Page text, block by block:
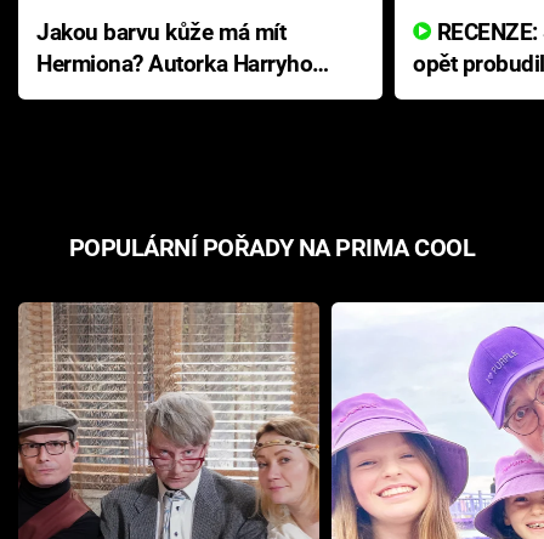
Jakou barvu kůže má mít
Hermiona? Autorka Harryho
Pottera přišla s ráznou
opět
přichází s
POPULÁRNÍ POŘADY NA PRIMA COOL